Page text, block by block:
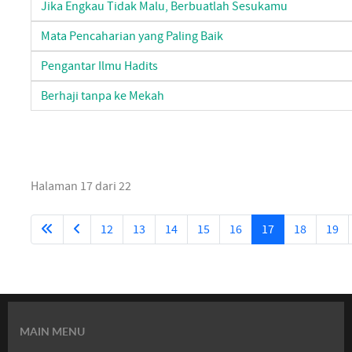
Jika Engkau Tidak Malu, Berbuatlah Sesukamu
Mata Pencaharian yang Paling Baik
Pengantar Ilmu Hadits
Berhaji tanpa ke Mekah
Halaman 17 dari 22
12 13 14 15 16 17 18 19
MAIN MENU